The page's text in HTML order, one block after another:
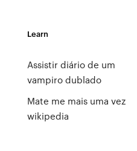
Learn
Assistir diário de um
vampiro dublado
Mate me mais uma vez
wikipedia